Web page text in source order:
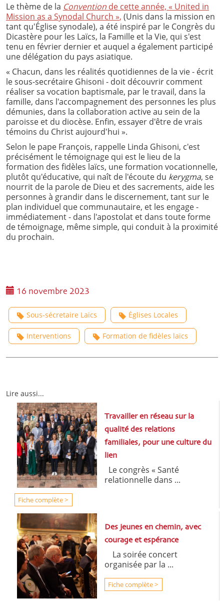
Le thème de la Convention de cette année, « United in
Mission as a Synodal Church », (Unis dans la mission en
tant qu'Église synodale), a été inspiré par le Congrès du
Dicastère pour les Laïcs, la Famille et la Vie, qui s'est
tenu en février dernier et auquel a également participé
une délégation du pays asiatique.
« Chacun, dans les réalités quotidiennes de la vie - écrit
le sous-secrétaire Ghisoni - doit découvrir comment
réaliser sa vocation baptismale, par le travail, dans la
famille, dans l'accompagnement des personnes les plus
démunies, dans la collaboration active au sein de la
paroisse et du diocèse. Enfin, essayer d'être de vrais
témoins du Christ aujourd'hui ».
Selon le pape François, rappelle Linda Ghisoni, c'est
précisément le témoignage qui est le lieu de la
formation des fidèles laïcs, une formation vocationnelle,
plutôt qu'éducative, qui naît de l'écoute du kerygma, se
nourrit de la parole de Dieu et des sacrements, aide les
personnes à grandir dans le discernement, tant sur le
plan individuel que communautaire, et les engage -
immédiatement - dans l'apostolat et dans toute forme
de témoignage, même simple, qui conduit à la proximité
du prochain.
16 novembre 2023
Sous-sécretaire Laïcs Églises Locales
Interventions Formation de fidèles laïcs
Lire aussi...
Travailler en réseau sur la
qualité des relations
familiales, pour une culture du
lien
Le congrès « Santé
relationnelle dans ...
Fiche complète >
Des jeunes en chemin, avec
courage et espérance
La soirée concert
organisée par la ...
Fiche complète >